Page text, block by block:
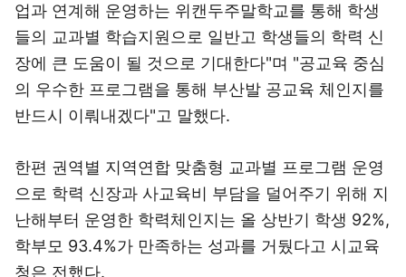
업과 연계해 운영하는 위캔두주말학교를 통해 학생
들의 교과별 학습지원으로 일반고 학생들의 학력 신
장에 큰 도움이 될 것으로 기대한다"며 "공교육 중심
의 우수한 프로그램을 통해 부산발 공교육 체인지를
반드시 이뤄내겠다"고 말했다.
한편 권역별 지역연합 맞춤형 교과별 프로그램 운영
으로 학력 신장과 사교육비 부담을 덜어주기 위해 지
난해부터 운영한 학력체인지는 올 상반기 학생 92%,
학부모 93.4%가 만족하는 성과를 거뒀다고 시교육
청은 전했다.